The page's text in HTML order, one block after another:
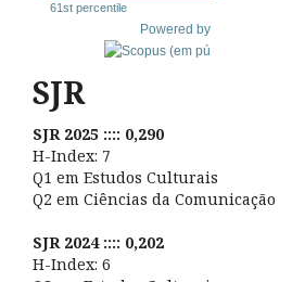
61st percentile
Powered by
SJR
SJR 2025 :::: 0,290
H-Index: 7
Q1 em Estudos Culturais
Q2 em Ciências da Comunicação
SJR 2024 :::: 0,202
H-Index: 6